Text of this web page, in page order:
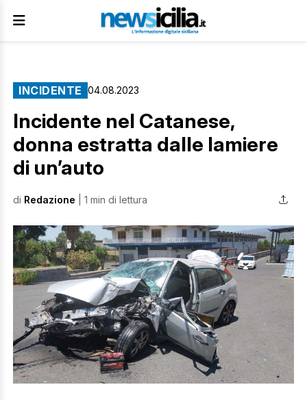
INCIDENTE 04.08.2023
Incidente nel Catanese,
donna estratta dalle lamiere
di un’auto
di Redazione | 1 min di lettura